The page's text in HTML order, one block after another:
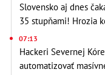
Slovensko aj dnes
35 stupňami! Hrozia
07:13
Hackeri Severnej
automatizovať